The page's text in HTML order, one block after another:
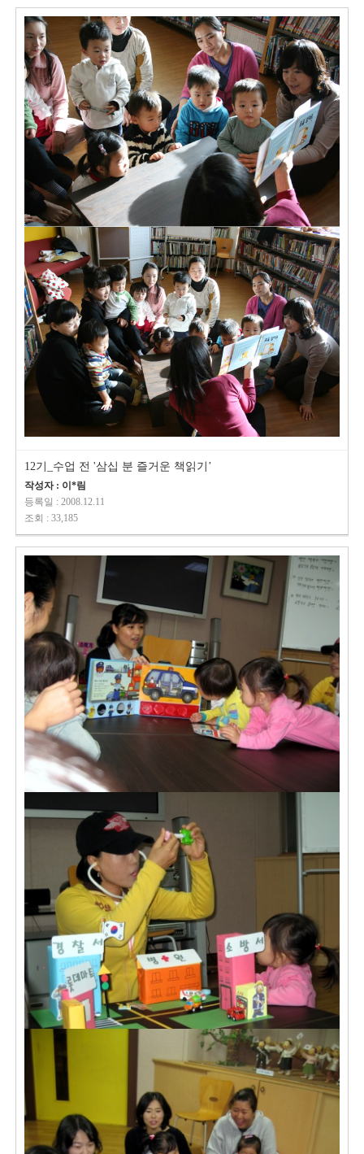
12기_수업 전 '삼십 분 즐거운 책읽기’
작성자 : 이*림
등록일 : 2008.12.11
조회 : 33,185